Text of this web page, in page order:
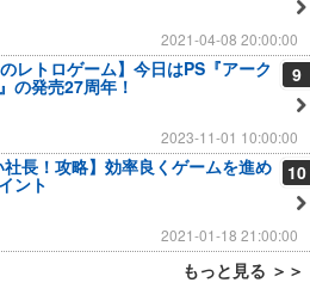
2021-04-08 20:00:00
9
のレトロゲーム】今日はPS『アーク
の発売27周年！
2023-11-01 10:00:00
10
社長！攻略】効率良くゲームを進め
ント
2021-01-18 21:00:00
もっと見る ＞＞